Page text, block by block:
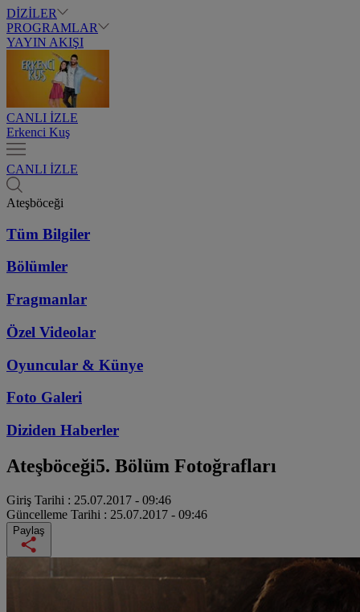
DİZİLER
PROGRAMLAR
YAYIN AKIŞI
CANLI İZLE
Erkenci Kuş
CANLI İZLE
Ateşböceği
Tüm Bilgiler
Bölümler
Fragmanlar
Özel Videolar
Oyuncular & Künye
Foto Galeri
Diziden Haberler
Ateşböceği5. Bölüm Fotoğrafları
Giriş Tarihi : 25.07.2017 - 09:46
Güncelleme Tarihi : 25.07.2017 - 09:46
Paylaş